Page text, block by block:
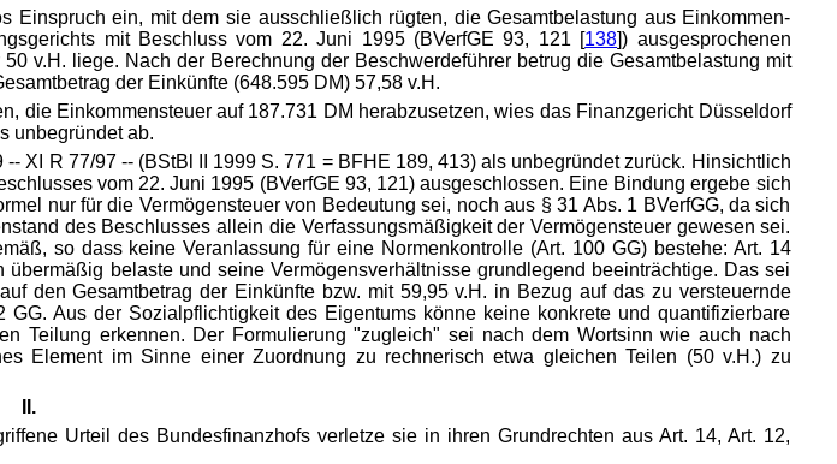
ein, mit dem sie ausschließlich rügten, die Gesamtbelastung aus Einkommen-
mit Beschluss vom 22. Juni 1995 (BVerfGE 93, 121 [138]) ausgesprochenen
v.H. liege. Nach der Berechnung der Beschwerdeführer betrug die Gesamtbelastung mit
der Einkünfte (648.595 DM) 57,58 v.H.
die Einkommensteuer auf 187.731 DM herabzusetzen, wies das Finanzgericht Düsseldorf
unbegründet ab.
XI R 77/97 -- (BStBl II 1999 S. 771 = BFHE 189, 413) als unbegründet zurück. Hinsichtlich
vom 22. Juni 1995 (BVerfGE 93, 121) ausgeschlossen. Eine Bindung ergebe sich
nur für die Vermögensteuer von Bedeutung sei, noch aus § 31 Abs. 1 BVerfGG, da sich
des Beschlusses allein die Verfassungsmäßigkeit der Vermögensteuer gewesen sei.
so dass keine Veranlassung für eine Normenkontrolle (Art. 100 GG) bestehe: Art. 14
belaste und seine Vermögensverhältnisse grundlegend beeinträchtige. Das sei
den Gesamtbetrag der Einkünfte bzw. mit 59,95 v.H. in Bezug auf das zu versteuernde
Aus der Sozialpflichtigkeit des Eigentums könne keine konkrete und quantifizierbare
Teilung erkennen. Der Formulierung "zugleich" sei nach dem Wortsinn wie auch nach
Element im Sinne einer Zuordnung zu rechnerisch etwa gleichen Teilen (50 v.H.) zu
II.
Urteil des Bundesfinanzhofs verletze sie in ihren Grundrechten aus Art. 14, Art. 12,